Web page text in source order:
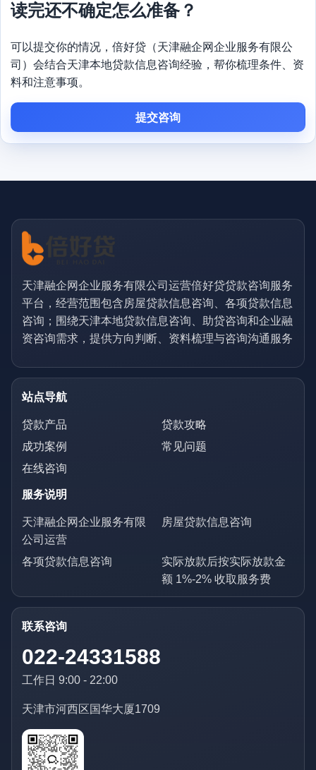
读完还不确定怎么准备？
可以提交你的情况，倍好贷（天津融企网企业服务有限公
司）会结合天津本地贷款信息咨询经验，帮你梳理条件、资
料和注意事项。
提交咨询
天津融企网企业服务有限公司运营倍好贷贷款咨询服务
平台，经营范围包含房屋贷款信息咨询、各项贷款信息
咨询；围绕天津本地贷款信息咨询、助贷咨询和企业融
资咨询需求，提供方向判断、资料梳理与咨询沟通服务
站点导航
贷款产品
贷款攻略
成功案例
常见问题
在线咨询
服务说明
天津融企网企业服务有限
公司运营
房屋贷款信息咨询
各项贷款信息咨询
实际放款后按实际放款金
额 1%-2% 收取服务费
联系咨询
022-24331588
工作日 9:00 - 22:00
天津市河西区国华大厦1709